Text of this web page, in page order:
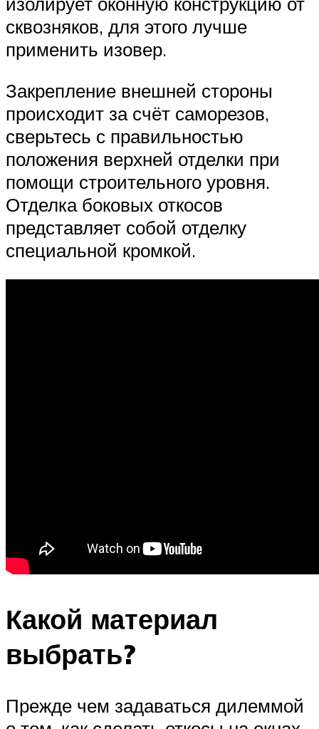
сквозняков, для этого лучше
применить изовер.
Закрепление внешней стороны
происходит за счёт саморезов,
сверьтесь с правильностью
положения верхней отделки при
помощи строительного уровня.
Отделка боковых откосов
представляет собой отделку
специальной кромкой.
Какой материал
выбрать?
Прежде чем задаваться дилеммой